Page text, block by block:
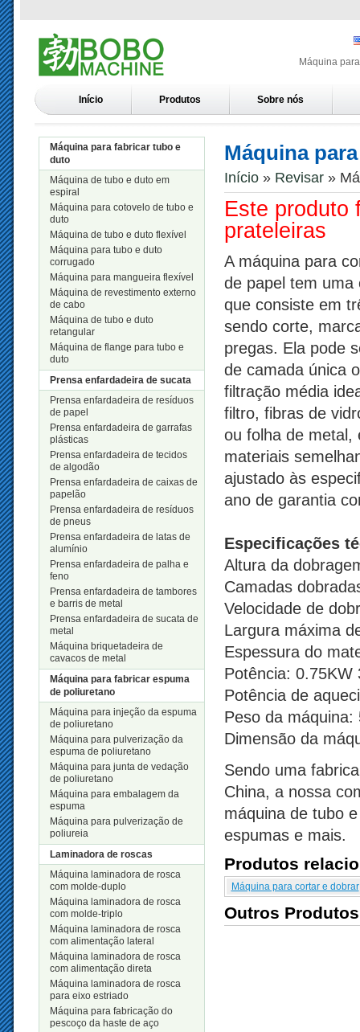
Máquina
Início Produtos Sobre nós
Máquina para fabricar tubo e
duto
Máquina de tubo e duto em
espiral
Máquina para cotovelo de tubo e
duto
Máquina de tubo e duto flexível
Máquina para tubo e duto
corrugado
Máquina para mangueira flexível
Máquina de revestimento externo
de cabo
Máquina de tubo e duto
retangular
Máquina de flange para tubo e
duto
Prensa enfardadeira de sucata
Prensa enfardadeira de resíduos
de papel
Prensa enfardadeira de garrafas
plásticas
Prensa enfardadeira de tecidos
de algodão
Prensa enfardadeira de caixas de
papelão
Prensa enfardadeira de resíduos
de pneus
Prensa enfardadeira de latas de
alumínio
Prensa enfardadeira de palha e
feno
Prensa enfardadeira de tambores
e barris de metal
Prensa enfardadeira de sucata de
metal
Máquina briquetadeira de
cavacos de metal
Máquina para fabricar espuma
de poliuretano
Máquina para injeção da espuma
de poliuretano
Máquina para pulverização da
espuma de poliuretano
Máquina para junta de vedação
de poliuretano
Máquina para embalagem da
espuma
Máquina para pulverização de
poliureia
Laminadora de roscas
Máquina laminadora de rosca
com molde-duplo
Máquina laminadora de rosca
com molde-triplo
Máquina laminadora de rosca
com alimentação lateral
Máquina laminadora de rosca
com alimentação direta
Máquina laminadora de rosca
para eixo estriado
Máquina para fabricação do
pescoço da haste de aço
Máquina
Início» Revisar»
Este produto
prateleiras
A máquina para
de papel tem uma
que consiste em
sendo corte,
pregas. Ela pode
de camada única
filtração média
filtro, fibras de
ou folha de metal,
materiais
ajustado às
ano de garantia
Especificações
Altura da
Camadas
Velocidade de
Largura máxima
Espessura do
Potência: 0.75KW
Potência de
Peso da máquina:
Dimensão da
Sendo uma
China, a nossa
máquina de tubo
espumas e mais.
Produtos
Máquina para cortar e dobrar
Outros Produtos